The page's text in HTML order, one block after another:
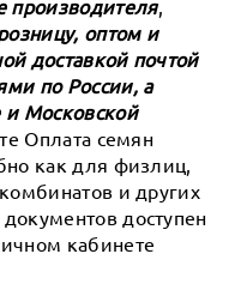
производителя,
оптом и
доставкой почтой
по России, а
и Московской
Оплата семян
как для физлиц,
и других
доступен
кабинете